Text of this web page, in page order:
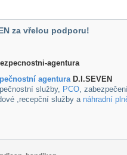
za vřelou podporu!
agenturaD.I.SEVEN
služby, PCO,
,recepční služby a náhradní